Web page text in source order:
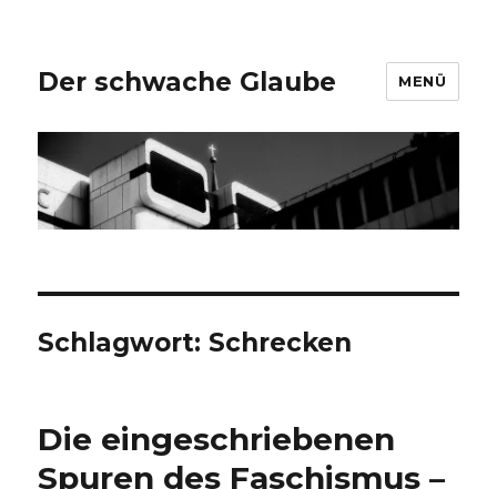
Der schwache Glaube MENÜ
Schlagwort: Schrecken
Die eingeschriebenen
Spuren des Faschismus –